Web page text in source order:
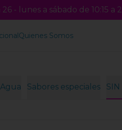
- lunes a sábado de 10:15 a
Quienes Somos
Sabores especiales